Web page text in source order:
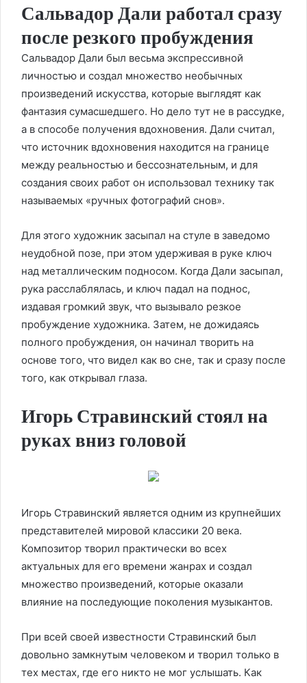
Сальвадор Дали работал сразу
после резкого пробуждения
Сальвадор Дали был весьма экспрессивной
личностью и создал множество необычных
произведений искусства, которые выглядят как
фантазия сумасшедшего. Но дело тут не в рассудке,
а в способе получения вдохновения. Дали считал,
что источник вдохновения находится на границе
между реальностью и бессознательным, и для
создания своих работ он использовал технику так
называемых «ручных фотографий снов».
Для этого художник засыпал на стуле в заведомо
неудобной позе, при этом удерживая в руке ключ
над металлическим подносом. Когда Дали засыпал,
рука расслаблялась, и ключ падал на поднос,
издавая громкий звук, что вызывало резкое
пробуждение художника. Затем, не дожидаясь
полного пробуждения, он начинал творить на
основе того, что видел как во сне, так и сразу после
того, как открывал глаза.
Игорь Стравинский стоял на
руках вниз головой
Игорь Стравинский является одним из крупнейших
представителей мировой классики 20 века.
Композитор творил практически во всех
актуальных для его времени жанрах и создал
множество произведений, которые оказали
влияние на последующие поколения музыкантов.
При всей своей известности Стравинский был
довольно замкнутым человеком и творил только в
тех местах, где его никто не мог услышать. Как